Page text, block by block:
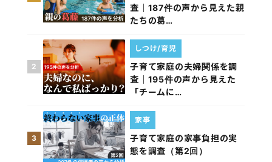
査｜187件の声から見えた親
たちの葛…
2
子育て家庭の夫婦関係を調
査｜195件の声から見えた
「チームに…
しつけ/育児
3
子育て家庭の家事負担の実
態を調査（第2回）
家事